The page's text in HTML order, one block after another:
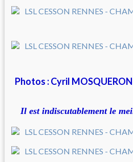
Photos : Cyril
Il est indiscutablement le